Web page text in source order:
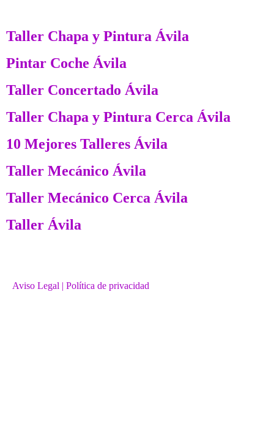
Taller Chapa y Pintura Ávila
Pintar Coche Ávila
Taller Concertado Ávila
Taller Chapa y Pintura Cerca Ávila
10 Mejores Talleres Ávila
Taller Mecánico Ávila
Taller Mecánico Cerca Ávila
Taller Ávila
Aviso Legal | Política de privacidad